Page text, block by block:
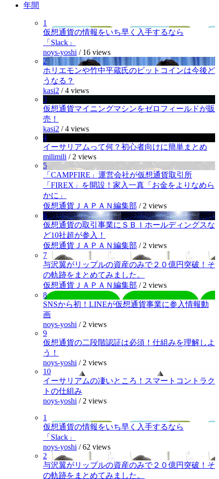
年間
1
仮想通貨の情報をいち早く入手するなら
「Slack」
noys-yoshi / 16 views
2
ホリエモンや竹中平蔵氏のビットコインは今後ど
うなる？
kasi2 /4 views
3
仮想通貨マイニングマシンをゼロフィールドが販
売！
kasi2 /4 views
4
イーサリアムって何？初心者向けに簡単まとめ
milimili / 2 views
5
「CAMPFIRE」運営会社が仮想通貨取引所
「FIREX」を開設！家入一真「お金をよりなめら
かに」
仮想通貨ＪＡＰＡＮ編集部 / 2 views
6
仮想通貨の取引事業にＳＢＩホールディングスな
ど10社超が参入！
仮想通貨ＪＡＰＡＮ編集部 / 2 views
7
与沢翼がリップルの資産のみで２０億円突破！そ
の軌跡をまとめてみました。
仮想通貨ＪＡＰＡＮ編集部 / 2 views
8
SNSから初！LINEが仮想通貨事業に参入情報動
画
noys-yoshi / 2 views
9
仮想通貨の二段階認証は必須！仕組みを理解しよ
う！
noys-yoshi / 2 views
10
イーサリアムの凄いところ！スマートコントラク
トの仕組み
noys-yoshi / 2 views
1
仮想通貨の情報をいち早く入手するなら
「Slack」
noys-yoshi /62 views
2
与沢翼がリップルの資産のみで２０億円突破！そ
の軌跡をまとめてみました。